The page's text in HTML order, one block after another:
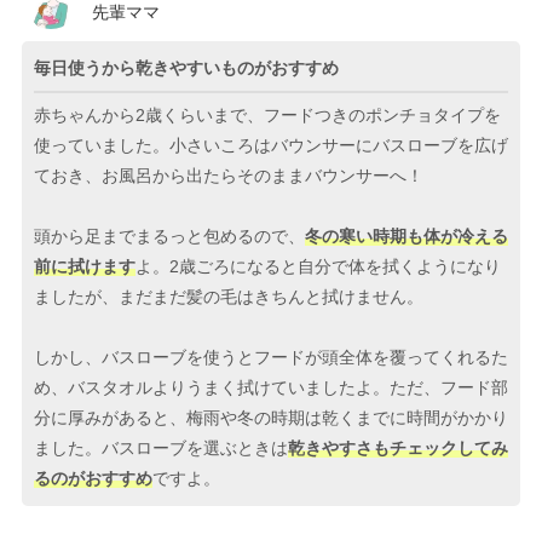
先輩ママ
毎日使うから乾きやすいものがおすすめ
赤ちゃんから2歳くらいまで、フードつきのポンチョタイプを
使っていました。小さいころはバウンサーにバスローブを広げ
ておき、お風呂から出たらそのままバウンサーへ！
頭から足までまるっと包めるので、 冬の寒い時期も体が冷える
前に拭けますよ。2歳ごろになると自分で体を拭くようになり
ましたが、まだまだ髪の毛はきちんと拭けません。
しかし、バスローブを使うとフードが頭全体を覆ってくれるた
め、バスタオルよりうまく拭けていましたよ。ただ、フード部
分に厚みがあると、梅雨や冬の時期は乾くまでに時間がかかり
ました。バスローブを選ぶときは乾きやすさもチェックしてみ
るのがおすすめですよ。